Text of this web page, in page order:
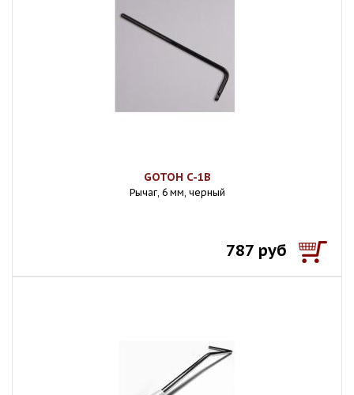
GOTOH C-1B
Рычаг, 6 мм, черный
787 руб